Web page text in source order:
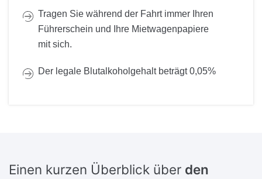
Tragen Sie während der Fahrt immer Ihren
Führerschein und Ihre Mietwagenpapiere
mit sich.
Der legale Blutalkoholgehalt beträgt 0,05%
Einen kurzen Überblick über den